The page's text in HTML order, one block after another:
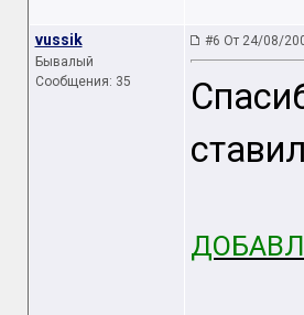
vussik
Бывалый
Сообщения: 35
#6 От 24/08/